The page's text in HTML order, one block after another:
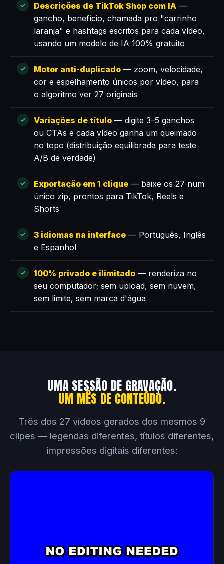
Descrições de TikTok Shop com IA —
gancho, benefício, chamada pro "carrinho
laranja" e hashtags escritos para cada vídeo,
usando um modelo de IA 100% gratuito
Motor anti-duplicado — zoom, velocidade,
cor e espelhamento únicos por vídeo, para
o algoritmo ver 27 originais
Variações de título — digite 3–5 ganchos
ou CTAs e cada vídeo ganha um queimado
no topo (distribuição equilibrada para teste
A/B de verdade)
Exportação em 1 clique — baixe os 27 num
único zip, prontos para TikTok, Reels e
Shorts
3 idiomas na interface — Português, Inglês
e Espanhol
100% privado e ilimitado — renderiza no
seu computador; sem upload, sem nuvem,
sem limite, sem marca d'água
UMA SESSÃO DE GRAVAÇÃO.
UM MÊS DE CONTEÚDO.
Três dos 27 vídeos gerados dos mesmos 9
clipes — legendas diferentes, títulos diferentes,
impressões digitais diferentes: